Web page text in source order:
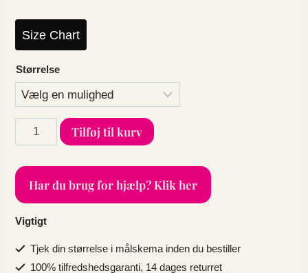
Size Chart
Størrelse
Restsalg:
tankini
Top
i
multifarve
Tilføj til kurv
Har du brug for hjælp? Klik her
Vigtigt
Tjek din størrelse i målskema inden du bestiller
100% tilfredshedsgaranti, 14 dages returret